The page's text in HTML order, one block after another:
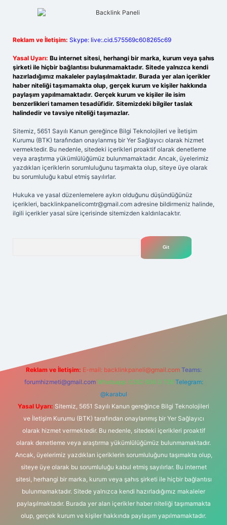
Reklam ve İletişim: Skype: live:.cid.575569c608265c69
Yasal Uyarı: Bu internet sitesi, herhangi bir marka, kurum veya şahıs
şirketi ile hiçbir bağlantısı bulunmamaktadır. Sitede yalnızca kendi
hazırladığımız makaleler paylaşılmaktadır. Burada yer alan içerikler
haber niteliği taşımamakta olup, gerçek kurum ve kişiler hakkında
paylaşım yapılmamaktadır. Gerçek kurum ve kişiler ile isim
benzerlikleri tamamen tesadüfidir. Sitemizdeki bilgiler taslak
halindedir ve tavsiye niteliği taşımazlar.
Sitemiz, 5651 Sayılı Kanun gereğince Bilgi Teknolojileri ve İletişim
Kurumu (BTK) tarafından onaylanmış bir Yer Sağlayıcı olarak hizmet
vermektedir. Bu nedenle, sitedeki içerikleri proaktif olarak denetleme
veya araştırma yükümlülüğümüz bulunmamaktadır. Ancak, üyelerimiz
yazdıkları içeriklerin sorumluluğunu taşımakta olup, siteye üye olarak
bu sorumluluğu kabul etmiş sayılırlar.
Hukuka ve yasal düzenlemelere aykırı olduğunu düşündüğünüz
içerikleri, backlinkpanelicomtr@gmail.com adresine bildirmeniz halinde,
ilgili içerikler yasal süre içerisinde sitemizden kaldırılacaktır.
Reklam ve İletişim: E-mail: backlinkpaneli@gmail.com Teams:
forumhizmeti@gmail.com Whatsapp: 0262 606 0 726 Telegram:
@karabul
Yasal Uyarı: Sitemiz, 5651 Sayılı Kanun gereğince Bilgi Teknolojileri
ve İletişim Kurumu (BTK) tarafından onaylanmış bir Yer Sağlayıcı
olarak hizmet vermektedir. Bu nedenle, sitedeki içerikleri proaktif
olarak denetleme veya araştırma yükümlülüğümüz bulunmamaktadır.
Ancak, üyelerimiz yazdıkları içeriklerin sorumluluğunu taşımakta olup,
siteye üye olarak bu sorumluluğu kabul etmiş sayılırlar. Bu internet
sitesi, herhangi bir marka, kurum veya şahıs şirketi ile hiçbir bağlantısı
bulunmamaktadır. Sitede yalnızca kendi hazırladığımız makaleler
paylaşılmaktadır. Burada yer alan içerikler haber niteliği taşımamakta
olup, gerçek kurum ve kişiler hakkında paylaşım yapılmamaktadır.